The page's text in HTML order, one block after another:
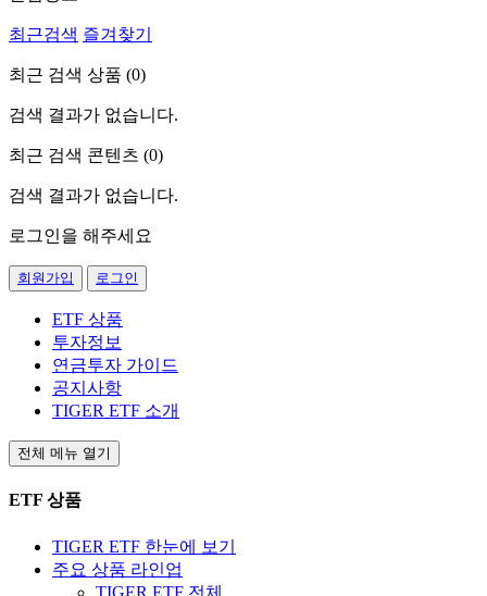
최근검색 즐겨찾기
최근 검색 상품 (0)
검색 결과가 없습니다.
최근 검색 콘텐츠 (0)
검색 결과가 없습니다.
로그인을 해주세요
회원가입 로그인
ETF 상품
투자정보
연금투자 가이드
공지사항
TIGER ETF 소개
전체 메뉴 열기
ETF 상품
TIGER ETF 한눈에 보기
주요 상품 라인업
TIGER ETF 전체